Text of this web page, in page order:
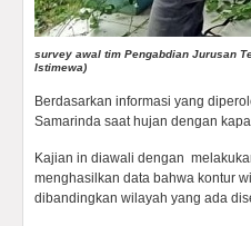
survey awal tim Pengabdian Jurusan
Istimewa)
Berdasarkan informasi yang
Samarinda saat hujan dengan
Kajian in diawali dengan
menghasilkan data bahwa kontur
dibandingkan wilayah yang ada